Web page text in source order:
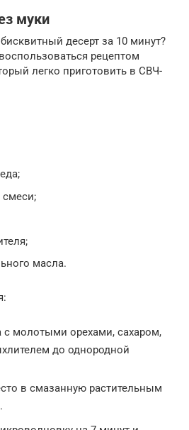
муки
десерт за 10 минут?
рецептом
легко приготовить в СВЧ-
смеси;
масла.
с молотыми орехами, сахаром,
до однородной
в смазанную растительным